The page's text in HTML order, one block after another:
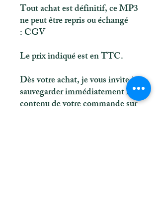
Tout achat est définitif, ce MP3
ne peut être repris ou échangé
: CGV
Le prix indiqué est en TTC.
Dès votre achat, je vous invite à
sauvegarder immédiatement le
contenu de votre commande sur